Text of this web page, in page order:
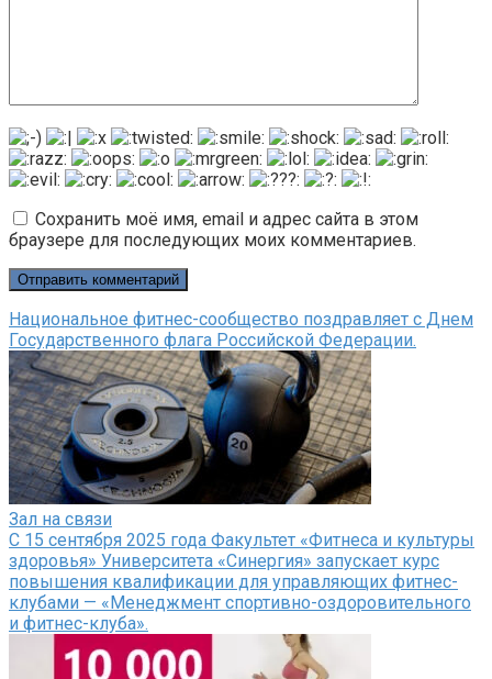
Сохранить моё имя, email и адрес сайта в этом
браузере для последующих моих комментариев.
Национальное фитнес-сообщество поздравляет с Днем
Государственного флага Российской Федерации.
Зал на связи
С 15 сентября 2025 года Факультет «Фитнеса и культуры
здоровья» Университета «Синергия» запускает курс
повышения квалификации для управляющих фитнес-
клубами — «Менеджмент спортивно-оздоровительного
и фитнес-клуба».